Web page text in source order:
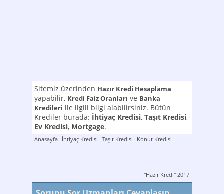
Sitemiz üzerinden Hazır Kredi Hesaplama
yapabilir, Kredi Faiz Oranları ve Banka
Kredileri ile ilgili bilgi alabilirsiniz. Bütün
Krediler burada: İhtiyaç Kredisi, Taşıt Kredisi,
Ev Kredisi, Mortgage.
Anasayfa İhtiyaç Kredisi Taşıt Kredisi Konut Kredisi
"Hazır Kredi" 2017